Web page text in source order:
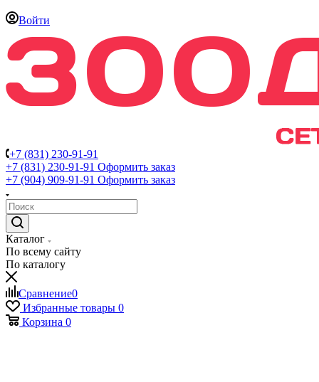
Войти
+7 (831) 230-91-91
+7 (831) 230-91-91 Оформить заказ
+7 (904) 909-91-91 Оформить заказ
Каталог
По всему сайту
По каталогу
Сравнение0
Избранные товары 0
Корзина 0